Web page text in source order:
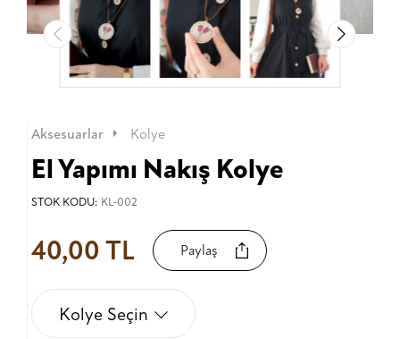
Aksesuarlar Kolye
El Yapımı Nakış Kolye
STOK KODU: KL-002
40,00 TL Paylaş
Kolye Seçin